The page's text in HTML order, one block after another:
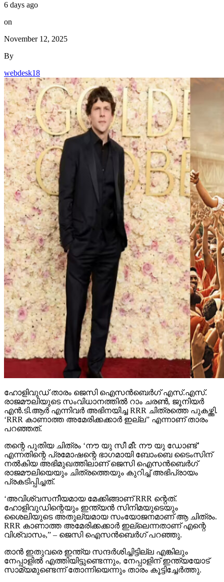
6 days ago
on
November 12, 2025
By
webdesk18
ഹോളിവുഡ് താരം ജെസി ഐസന്‍ബെര്‍ഗ് എസ്.എസ്.
രാജമൗലിയുടെ സംവിധാനത്തില്‍ റാം ചരണ്‍, ജൂനിയര്‍
എന്‍.ടി.ആര്‍ എന്നിവര്‍ അഭിനയിച്ച RRR ചിത്രത്തെ പുകഴ്ത്തി.
‘RRR കാണാത്ത അമേരിക്കക്കാര്‍ ഇല്ല” എന്നാണ് താരം
പറഞ്ഞത്.
തന്റെ പുതിയ ചിത്രം ‘നൗ യു സീ മീ: നൗ യു ഡോണ്ട്’
എന്നതിന്റെ പ്രമോഷന്റെ ഭാഗമായി ബോംബെ ടൈംസിന്
നല്‍കിയ അഭിമുഖത്തിലാണ് ജെസി ഐസന്‍ബെര്‍ഗ്
രാജമൗലിയെയും ചിത്രത്തെയും കുറിച്ച് അഭിപ്രായം
പ്രകടിപ്പിച്ചത്.
‘അവിശ്വസനീയമായ മേക്കിങ്ങാണ് RRR ന്റെത്.
ഹോളിവുഡിന്റെയും ഇന്ത്യന്‍ സിനിമയുടെയും
ശൈലിയുടെ അതുല്യമായ സംയോജനമാണ് ആ ചിത്രം.
RRR കാണാത്ത അമേരിക്കക്കാര്‍ ഇല്ലെന്നതാണ് എന്റെ
വിശ്വാസം,” – ജെസി ഐസന്‍ബെര്‍ഗ് പറഞ്ഞു.
താന്‍ ഇതുവരെ ഇന്ത്യ സന്ദര്‍ശിച്ചിട്ടില്ല എങ്കിലും
നേപ്പാളില്‍ എത്തിയിട്ടുണ്ടെന്നും, നേപ്പാളിന് ഇന്ത്യയോട്
സാമ്യമുണ്ടെന്ന് തോന്നിയെന്നും താരം കൂട്ടിച്ചേര്‍ത്തു.